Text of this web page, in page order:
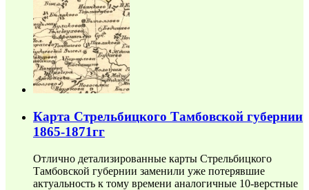
Карта Стрельбицкого Тамбовской губернии
1865-1871гг
Отлично детализированные карты Стрельбицкого
Тамбовской губернии заменили уже потерявшие
актуальность к тому времени аналогичные 10-верстные